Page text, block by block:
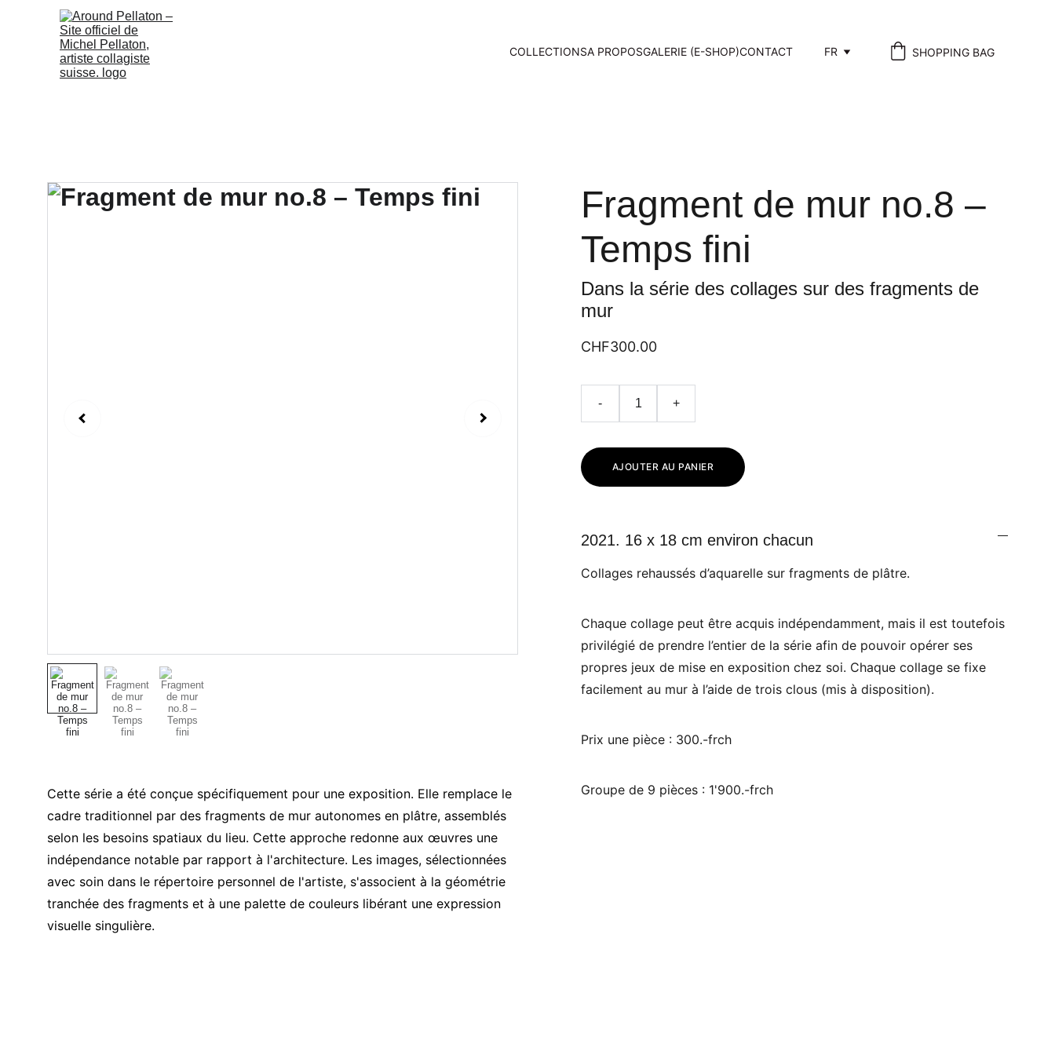
COLLECTIONSA PROPOSGALERIE (E-SHOP)CONTACT FR SHOPPING BAG
Cette série a été conçue spécifiquement pour une exposition. Elle remplace le
cadre traditionnel par des fragments de mur autonomes en plâtre, assemblés
selon les besoins spatiaux du lieu. Cette approche redonne aux œuvres une
indépendance notable par rapport à l'architecture. Les images, sélectionnées
avec soin dans le répertoire personnel de l'artiste, s'associent à la géométrie
tranchée des fragments et à une palette de couleurs libérant une expression
visuelle singulière.
Fragment de mur no.8 –
Temps fini
Dans la série des collages sur des fragments de
mur
CHF300.00
- +
AJOUTER AU PANIER
2021. 16 x 18 cm environ chacun
Collages rehaussés d’aquarelle sur fragments de plâtre.
Chaque collage peut être acquis indépendamment, mais il est toutefois
privilégié de prendre l’entier de la série afin de pouvoir opérer ses
propres jeux de mise en exposition chez soi. Chaque collage se fixe
facilement au mur à l’aide de trois clous (mis à disposition).
Prix une pièce : 300.-frch
Groupe de 9 pièces : 1'900.-frch